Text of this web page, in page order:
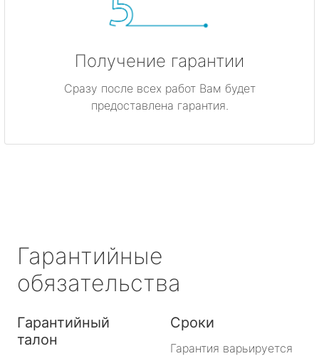
Получение гарантии
Сразу после всех работ Вам будет
предоставлена гарантия.
Гарантийные
обязательства
Гарантийный
талон
Сроки
Гарантия варьируется